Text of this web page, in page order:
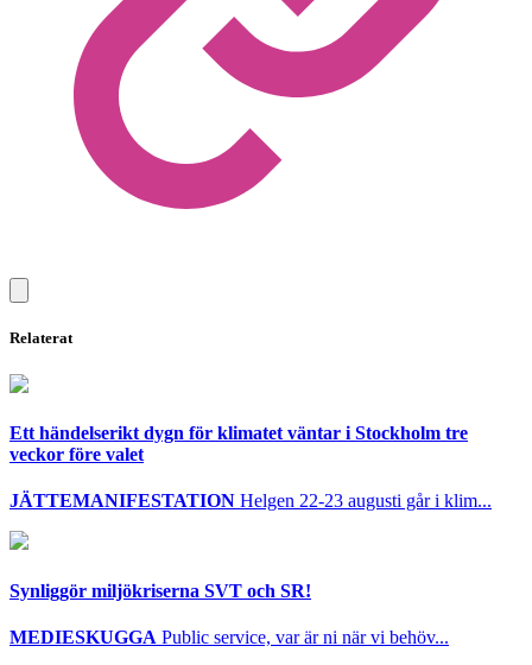
Relaterat
Ett händelserikt dygn för klimatet väntar i Stockholm tre
veckor före valet
JÄTTEMANIFESTATION Helgen 22-23 augusti går i klim...
Synliggör miljökriserna SVT och SR!
MEDIESKUGGA Public service, var är ni när vi behöv...